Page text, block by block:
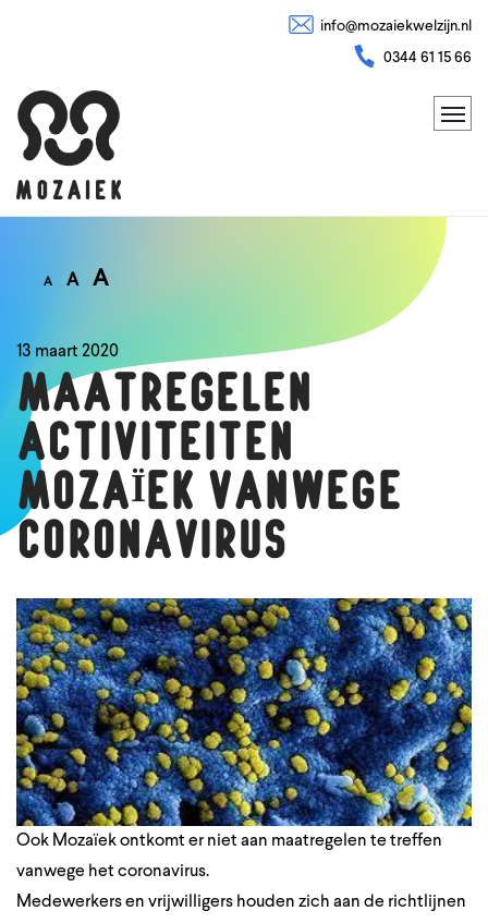
info@mozaiekwelzijn.nl
0344 61 15 66
A A A
13 maart 2020
MAATREGELEN
ACTIVITEITEN
MOZAÏEK VANWEGE
CORONAVIRUS
Ook Mozaïek ontkomt er niet aan maatregelen te treffen
vanwege het coronavirus.
Medewerkers en vrijwilligers houden zich aan de richtlijnen